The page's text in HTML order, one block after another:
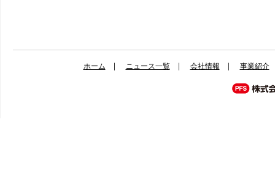
ホーム ニュース一覧 会社情報 事業紹介